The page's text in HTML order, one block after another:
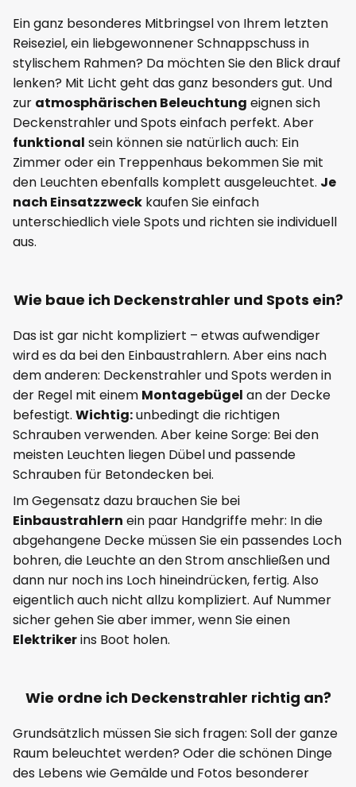
Ein ganz besonderes Mitbringsel von Ihrem letzten
Reiseziel, ein liebgewonnener Schnappschuss in
stylischem Rahmen? Da möchten Sie den Blick drauf
lenken? Mit Licht geht das ganz besonders gut. Und
zur atmosphärischen Beleuchtung eignen sich
Deckenstrahler und Spots einfach perfekt. Aber
funktional sein können sie natürlich auch: Ein
Zimmer oder ein Treppenhaus bekommen Sie mit
den Leuchten ebenfalls komplett ausgeleuchtet. Je
nach Einsatzzweck kaufen Sie einfach
unterschiedlich viele Spots und richten sie individuell
aus.
Wie baue ich Deckenstrahler und Spots ein?
Das ist gar nicht kompliziert – etwas aufwendiger
wird es da bei den Einbaustrahlern. Aber eins nach
dem anderen: Deckenstrahler und Spots werden in
der Regel mit einem Montagebügel an der Decke
befestigt. Wichtig:unbedingt die richtigen
Schrauben verwenden. Aber keine Sorge: Bei den
meisten Leuchten liegen Dübel und passende
Schrauben für Betondecken bei.
Im Gegensatz dazu brauchen Sie bei
Einbaustrahlern ein paar Handgriffe mehr: In die
abgehangene Decke müssen Sie ein passendes Loch
bohren, die Leuchte an den Strom anschließen und
dann nur noch ins Loch hineindrücken, fertig. Also
eigentlich auch nicht allzu kompliziert. Auf Nummer
sicher gehen Sie aber immer, wenn Sie einen
Elektrikerins Boot holen.
Wie ordne ich Deckenstrahler richtig an?
Grundsätzlich müssen Sie sich fragen: Soll der ganze
Raum beleuchtet werden? Oder die schönen Dinge
des Lebens wie Gemälde und Fotos besonderer